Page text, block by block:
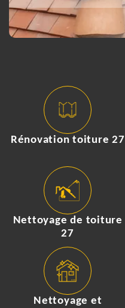
Rénovation toiture 27
Nettoyage de toiture
27
Nettoyage et